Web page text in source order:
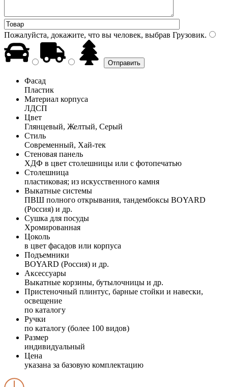
Пожалуйста, докажите, что вы человек, выбрав Грузовик.
Фасад
Пластик
Материал корпуса
ЛДСП
Цвет
Глянцевый, Желтый, Серый
Стиль
Современный, Хай-тек
Стеновая панель
ХДФ в цвет столешницы или с фотопечатью
Столешница
пластиковая; из искусственного камня
Выкатные системы
ПВШ полного открывания, тандембоксы BOYARD
(Россия) и др.
Сушка для посуды
Хромированная
Цоколь
в цвет фасадов или корпуса
Подъемники
BOYARD (Россия) и др.
Аксессуары
Выкатные корзины, бутылочницы и др.
Пристеночный плинтус, барные стойки и навески,
освещение
по каталогу
Ручки
по каталогу (более 100 видов)
Размер
индивидуальный
Цена
указана за базовую комплектацию